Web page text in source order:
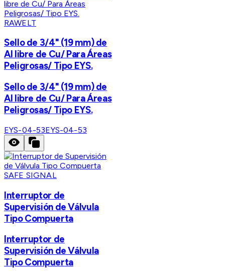
RAWELT
Sello de 3/4" (19 mm) de
Al libre de Cu/ Para Áreas
Peligrosas/ Tipo EYS.
Sello de 3/4" (19 mm) de
Al libre de Cu/ Para Áreas
Peligrosas/ Tipo EYS.
EYS-04-53EYS-04-53
SAFE SIGNAL
Interruptor de
Supervisión de Válvula
Tipo Compuerta
Interruptor de
Supervisión de Válvula
Tipo Compuerta